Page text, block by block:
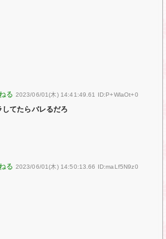
2023/06/01(木) 14:41:49.61 ID:P+WlaOt+0
てたらバレるだろ
2023/06/01(木) 14:50:13.66 ID:maLf5N9z0